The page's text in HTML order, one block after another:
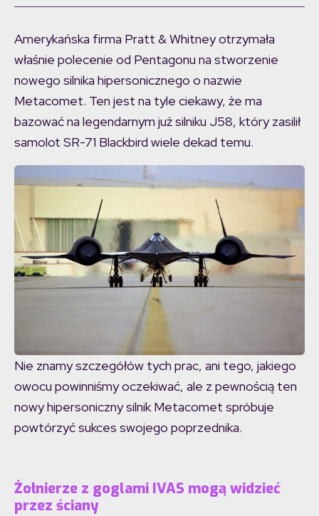
Amerykańska firma Pratt & Whitney otrzymała
właśnie polecenie od Pentagonu na stworzenie
nowego silnika hipersonicznego o nazwie
Metacomet. Ten jest na tyle ciekawy, że ma
bazować na legendarnym już silniku J58, który zasilił
samolot SR-71 Blackbird wiele dekad temu.
Nie znamy szczegółów tych prac, ani tego, jakiego
owocu powinniśmy oczekiwać, ale z pewnością ten
nowy hipersoniczny silnik Metacomet spróbuje
powtórzyć sukces swojego poprzednika.
Żołnierze z goglami IVAS mogą widzieć
przez ściany